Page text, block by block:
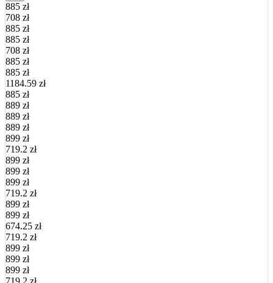
885 zł
708 zł
885 zł
885 zł
708 zł
885 zł
885 zł
1184.59 zł
885 zł
889 zł
889 zł
889 zł
899 zł
719.2 zł
899 zł
899 zł
899 zł
719.2 zł
899 zł
899 zł
674.25 zł
719.2 zł
899 zł
899 zł
899 zł
719.2 zł